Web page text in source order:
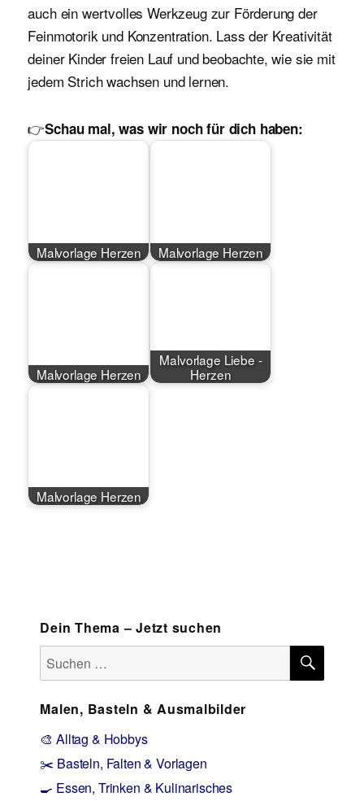
auch ein wertvolles Werkzeug zur Förderung der
Feinmotorik und Konzentration. Lass der Kreativität
deiner Kinder freien Lauf und beobachte, wie sie mit
jedem Strich wachsen und lernen.
👉Schau mal, was wir noch für dich haben:
Malvorlage Herzen Malvorlage Herzen
Malvorlage Herzen
Malvorlage Liebe -
Herzen
Malvorlage Herzen
Dein Thema – Jetzt suchen
Suchen
nach:
Malen, Basteln & Ausmalbilder
🎨 Alltag & Hobbys
✂️ Basteln, Falten & Vorlagen
🍳 Essen, Trinken & Kulinarisches